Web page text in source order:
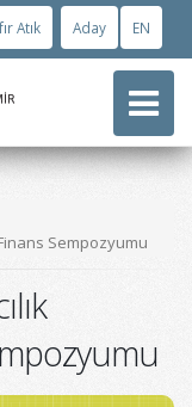
Atık Aday EN
Sempozyumu